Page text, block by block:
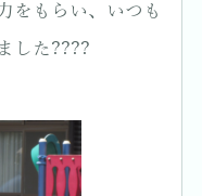
をもらい、いつも
した????